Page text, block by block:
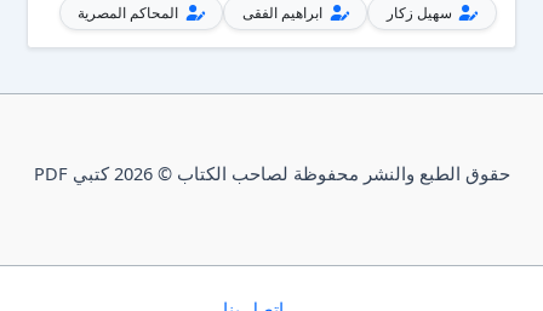
سهيل زكار
ابراهيم الفقى المحاكم المصرية
حقوق الطبع والنشر محفوظة لصاحب الكتاب © 2026 كتبي PDF